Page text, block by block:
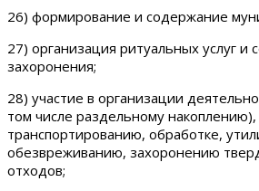
26) формирование и содержание
27) организация ритуальных услуг и
захоронения;
28) участие в организации
том числе раздельному накоплению),
транспортированию, обработке,
обезвреживанию, захоронению
отходов;